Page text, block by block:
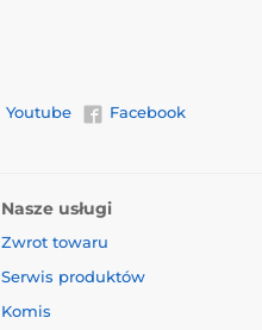
Youtube
Facebook
Nasze usługi
Zwrot towaru
Serwis produktów
Komis